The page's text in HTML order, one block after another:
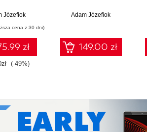
Józefiok
cena z 30 dni)
zł
(-49%)
Adam Józefiok
149.00 zł